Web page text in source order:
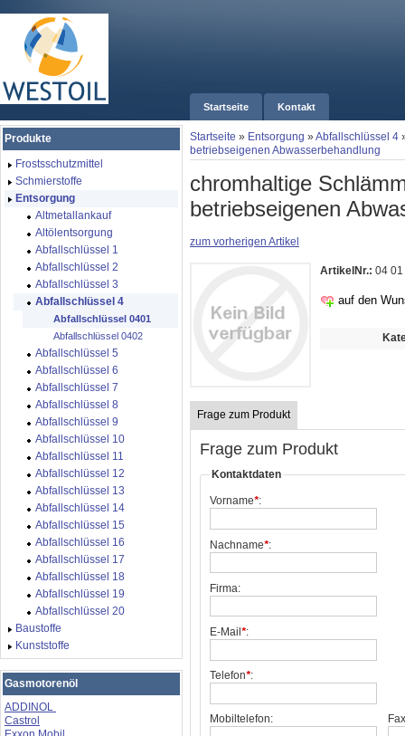
Startseite Kontakt
Startseite » Entsorgung »Abfallschlüssel 4
betriebseigenen Abwasserbehandlung
chromhaltige
betriebseigenen
zum vorherigen Artikel
ArtikelNr.: 04
auf den
Frage zum Produkt
Frage zum Produkt
Kontaktdaten
Vorname*:
Nachname*:
Firma:
E-Mail *:
Telefon*:
Mobiltelefon:
Produkte
Frostsschutzmittel
Schmierstoffe
Entsorgung
Altmetallankauf
Altölentsorgung
Abfallschlüssel 1
Abfallschlüssel 2
Abfallschlüssel 3
Abfallschlüssel 4
Abfallschlüssel 0401
Abfallschlüssel 0402
Abfallschlüssel 5
Abfallschlüssel 6
Abfallschlüssel 7
Abfallschlüssel 8
Abfallschlüssel 9
Abfallschlüssel 10
Abfallschlüssel 11
Abfallschlüssel 12
Abfallschlüssel 13
Abfallschlüssel 14
Abfallschlüssel 15
Abfallschlüssel 16
Abfallschlüssel 17
Abfallschlüssel 18
Abfallschlüssel 19
Abfallschlüssel 20
Baustoffe
Kunststoffe
Gasmotorenöl
ADDINOL
Castrol